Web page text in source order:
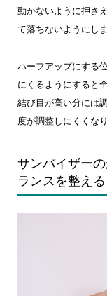
動かないように押さ
て落ちないようにしま
ハーフアップにする
にくるようにすると
結び目が高い分には
度が調整しにくくなり
サンバイザー
ランスを整える